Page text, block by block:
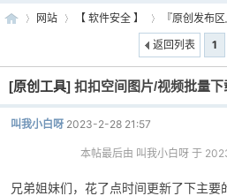
吾 »
网站
›
【 软件安全 】
『原创发布区
1
返回列表
[原创工具] 扣扣空间图片/视频批量下
叫我小白呀 2023-2-28 21:57
本帖最后由 叫我小白呀 于
兄弟姐妹们，花了点时间更新了下主